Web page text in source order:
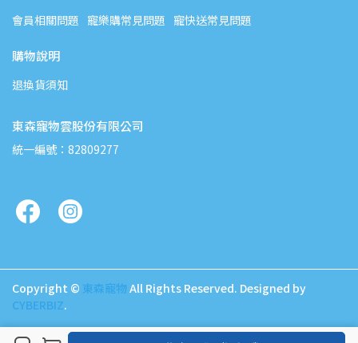
會員相關問題 寵樂購常見問題 寵快送常見問題
購物說明
退換貨須知
東森寵物雲股份有限公司
統一編號：82809277
Copyright © 東森寵物 All Rights Reserved. Designed by
CYBERBIZ.